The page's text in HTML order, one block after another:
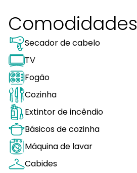
Comodidades
Secador de cabelo
TV
Fogão
Cozinha
Extintor de incêndio
Básicos de cozinha
Máquina de lavar
Cabides